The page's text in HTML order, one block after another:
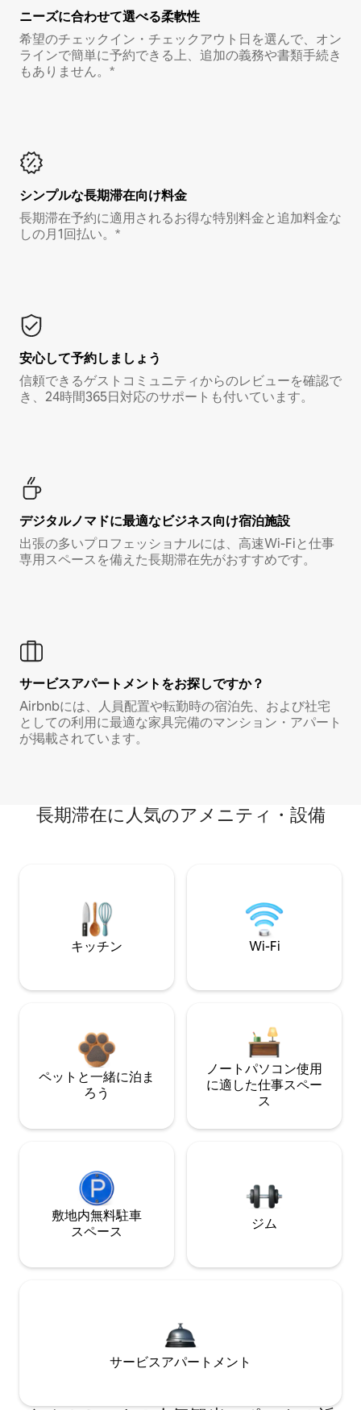
ニーズに合わせて選べる柔軟性
希望のチェックイン・チェックアウト日を選んで、オン
ラインで簡単に予約できる上、追加の義務や書類手続き
もありません。*
シンプルな長期滞在向け料金
長期滞在予約に適用されるお得な特別料金と追加料金な
しの月1回払い。*
安心して予約しましょう
信頼できるゲストコミュニティからのレビューを確認で
き、24時間365日対応のサポートも付いています。
デジタルノマド⁠に最⁠適⁠なビ⁠ジ⁠ネ⁠ス⁠向⁠け宿⁠泊⁠施⁠設
出張の多いプロフェッショナルには、高速Wi-Fiと仕事
専用スペースを備えた長期滞在先がおすすめです。
サービスアパートメントをお探しですか？
Airbnbには、人員配置や転勤時の宿泊先、および社宅
としての利用に最適な家具完備のマンション・アパート
が掲載されています。
長期滞在に人気のアメニティ・設備
キッチン Wi-Fi
ペットと一緒に泊ま
ろう
ノートパソコン使用
に適した仕事スペー
ス
敷地内無料駐⁠車
ス⁠ペ⁠ー⁠ス
ジム
サービスアパートメント